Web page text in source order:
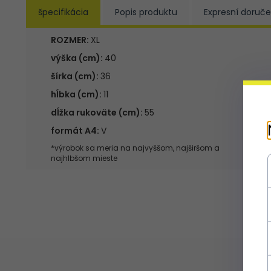
špecifikácia Popis produktu Expresní
ROZMER: XL
výška (cm): 40
šírka (cm): 36
hĺbka (cm): 11
dĺžka rukoväte (cm): 55
formát A4: V
*výrobok sa meria na najvyššom, najširšom a
najhlbšom mieste